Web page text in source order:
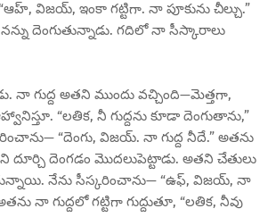
“ఆహ్, విజయ్, ఇంకా గట్టిగా. నా పూకును చీల్చు.”
దెంగుతున్నాడు. గదిలో నా సీస్కారాలు
నా గుద్ద అతని ముందు వచ్చింది—మెత్తగా,
“లతిక, నీ గుద్దను కూడా దెంగుతాను,”
“దెంగు, విజయ్. నా గుద్ద నీదే.” అతను
దూర్చి దెంగడం మొదలుపెట్టాడు. అతని చేతులు
నేను సీస్కరించాను— “ఉఫ్, విజయ్, నా
నా గుద్దలో గట్టిగా గుద్దుతూ, “లతిక, నీవు